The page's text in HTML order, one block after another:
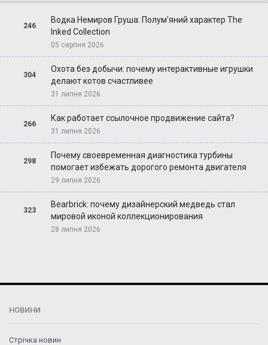
246
Водка Немиров Груша: Полум'яний характер The
Inked Collection
05 серпня 2026
304
Охота без добычи: почему интерактивные игрушки
делают котов счастливее
31 липня 2026
266
Как работает ссылочное продвижение сайта?
31 липня 2026
298
Почему своевременная диагностика турбины
помогает избежать дорогого ремонта двигателя
29 липня 2026
323
Bearbrick: почему дизайнерский медведь стал
мировой иконой коллекционирования
28 липня 2026
НОВИНИ
Стрічка новин